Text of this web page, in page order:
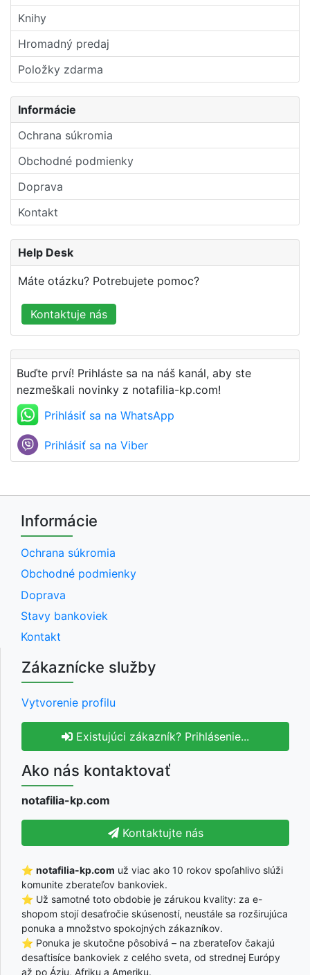
Knihy
Hromadný predaj
Položky zdarma
Informácie
Ochrana súkromia
Obchodné podmienky
Doprava
Kontakt
Help Desk
Máte otázku? Potrebujete pomoc?
Kontaktuje nás
Buďte prví! Prihláste sa na náš kanál, aby ste
nezmeškali novinky z notafilia-kp.com!
Prihlásiť sa na WhatsApp
Prihlásiť sa na Viber
Informácie
Ochrana súkromia
Obchodné podmienky
Doprava
Stavy bankoviek
Kontakt
Zákaznícke služby
Vytvorenie profilu
Existujúci zákazník? Prihlásenie...
Ako nás kontaktovať
notafilia-kp.com
Kontaktujte nás
⭐ notafilia-kp.com už viac ako 10 rokov spoľahlivo slúži
komunite zberateľov bankoviek.
⭐ Už samotné toto obdobie je zárukou kvality: za e-
shopom stojí desaťročie skúseností, neustále sa rozširujúca
ponuka a množstvo spokojných zákazníkov.
⭐ Ponuka je skutočne pôsobivá – na zberateľov čakajú
desaťtisíce bankoviek z celého sveta, od strednej Európy
až po Áziu, Afriku a Ameriku.